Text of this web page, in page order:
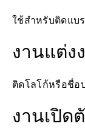
ใช้สำหรับติดแบ
งานแต่ง
ติดโลโก้หรือชื่อ
งานเปิด